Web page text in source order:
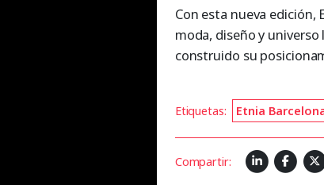
Con esta nueva
moda, diseño y
construido su
Etiquetas: Etnia
Compartir: